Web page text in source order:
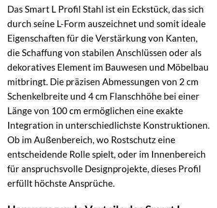
Das Smart L Profil Stahl ist ein Eckstück, das sich
durch seine L-Form auszeichnet und somit ideale
Eigenschaften für die Verstärkung von Kanten,
die Schaffung von stabilen Anschlüssen oder als
dekoratives Element im Bauwesen und Möbelbau
mitbringt. Die präzisen Abmessungen von 2 cm
Schenkelbreite und 4 cm Flanschhöhe bei einer
Länge von 100 cm ermöglichen eine exakte
Integration in unterschiedlichste Konstruktionen.
Ob im Außenbereich, wo Rostschutz eine
entscheidende Rolle spielt, oder im Innenbereich
für anspruchsvolle Designprojekte, dieses Profil
erfüllt höchste Ansprüche.